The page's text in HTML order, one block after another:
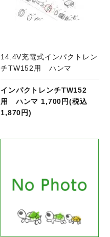
14.4V充電式インパクトレン
チTW152用 ハンマ
インパクトレンチTW152
用 ハンマ 1,700円(税込
1,870円)